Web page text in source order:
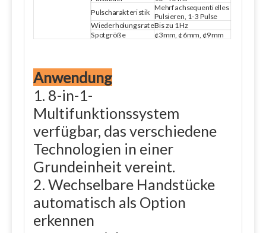
Pulscharakteristik Mehrfachsequentielles
Pulsieren, 1-3 Pulse
WiederholungsrateBis zu 1Hz
Spotgröße
¢3mm, ¢6mm, ¢9mm
Anwendung
1. 8-in-1-
Multifunktionssystem
verfügbar, das verschiedene
Technologien in einer
Grundeinheit vereint.
2. Wechselbare Handstücke
automatisch als Option
erkennen